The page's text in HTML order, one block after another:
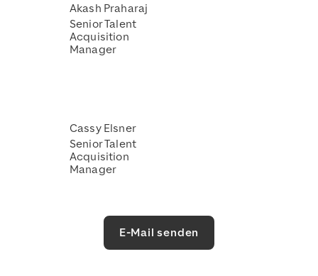
Akash Praharaj
Senior Talent
Acquisition
Manager
Cassy Elsner
Senior Talent
Acquisition
Manager
E-Mail senden